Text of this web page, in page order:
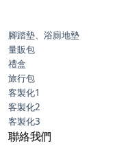
腳踏墊、浴廁地墊
量販包
禮盒
旅行包
客製化1
客製化2
客製化3
聯絡我們